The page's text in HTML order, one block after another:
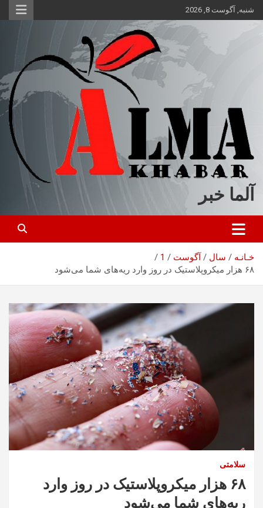
محتوا
شنبه, آگوست 8, 2026
آلما خبر
خـانـه سال آگوست
1
۶۸ هزار میکروپلاستیک در روز وارد ریه‌های شما می‌شود
سلامتی
۶۸ هزار میکروپلاستیک در روز وارد
ریه‌های شما می‌شود